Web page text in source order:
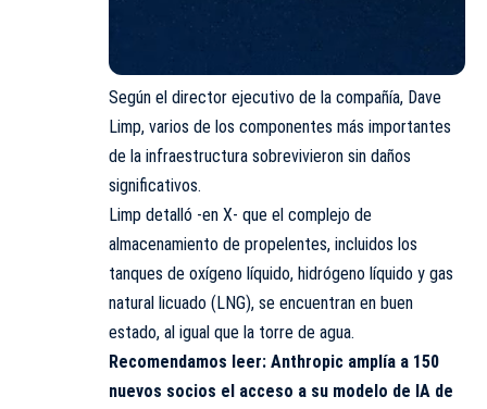
Según el director ejecutivo de la compañía, Dave
Limp, varios de los componentes más importantes
de la infraestructura sobrevivieron sin daños
significativos.
Limp detalló -en X- que el complejo de
almacenamiento de propelentes, incluidos los
tanques de oxígeno líquido, hidrógeno líquido y gas
natural licuado (LNG), se encuentran en buen
estado, al igual que la torre de agua.
Recomendamos leer: Anthropic amplía a 150
nuevos socios el acceso a su modelo de IA de